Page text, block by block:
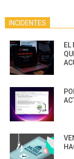
INCIDENTES
EL